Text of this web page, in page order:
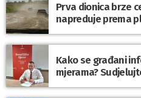
Prva dionica brze
napreduje prema
Kako se građani
mjerama?